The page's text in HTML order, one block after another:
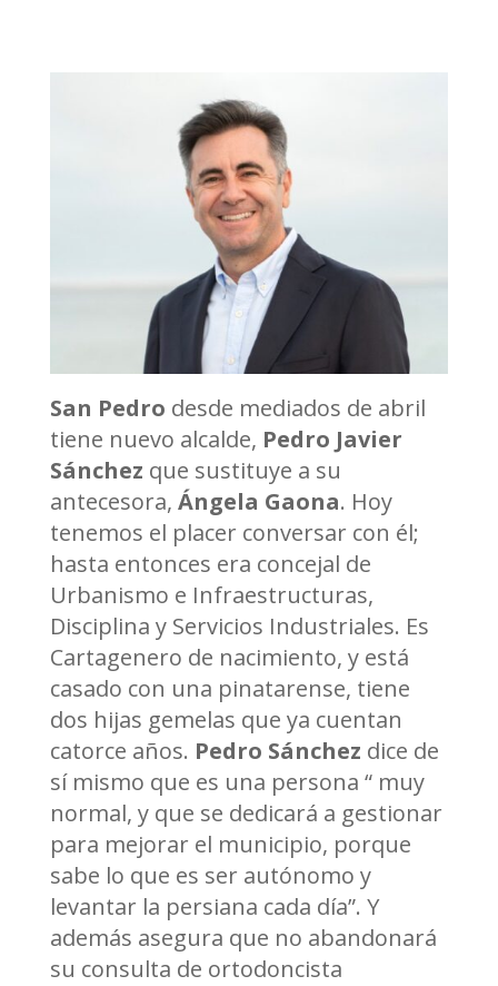
San Pedro desde mediados de abril
tiene nuevo alcalde, Pedro Javier
Sánchez que sustituye a su
antecesora, Ángela Gaona. Hoy
tenemos el placer conversar con él;
hasta entonces era concejal de
Urbanismo e Infraestructuras,
Disciplina y Servicios Industriales. Es
Cartagenero de nacimiento, y está
casado con una pinatarense, tiene
dos hijas gemelas que ya cuentan
catorce años. Pedro Sánchez dice de
sí mismo que es una persona “ muy
normal, y que se dedicará a gestionar
para mejorar el municipio, porque
sabe lo que es ser autónomo y
levantar la persiana cada día”. Y
además asegura que no abandonará
su consulta de ortodoncista